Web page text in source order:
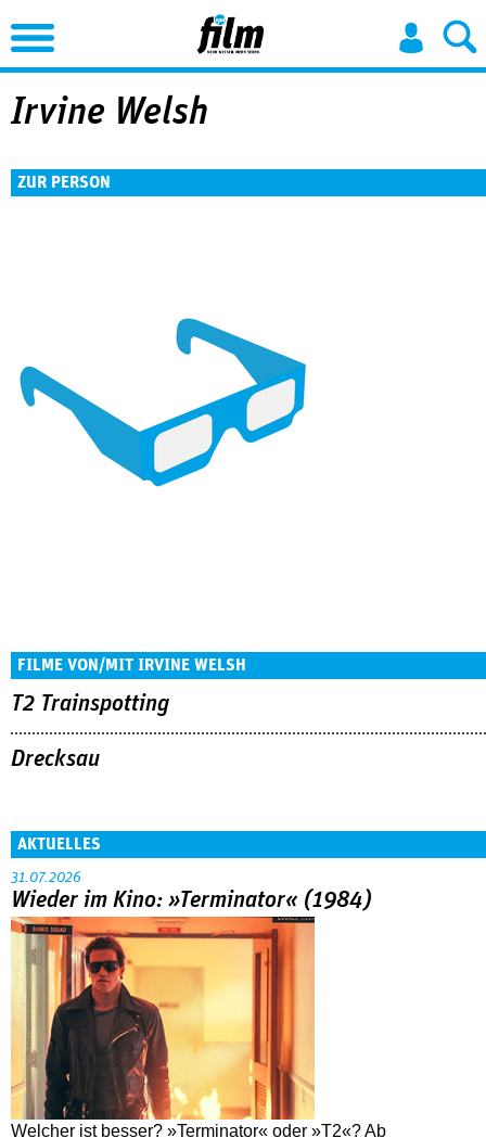
Jump to Navigation
Irvine Welsh
ZUR PERSON
FILME VON/MIT IRVINE WELSH
T2 Trainspotting
Drecksau
AKTUELLES
31.07.2026
Wieder im Kino: »Terminator« (1984)
Welcher ist besser? »Terminator« oder »T2«? Ab